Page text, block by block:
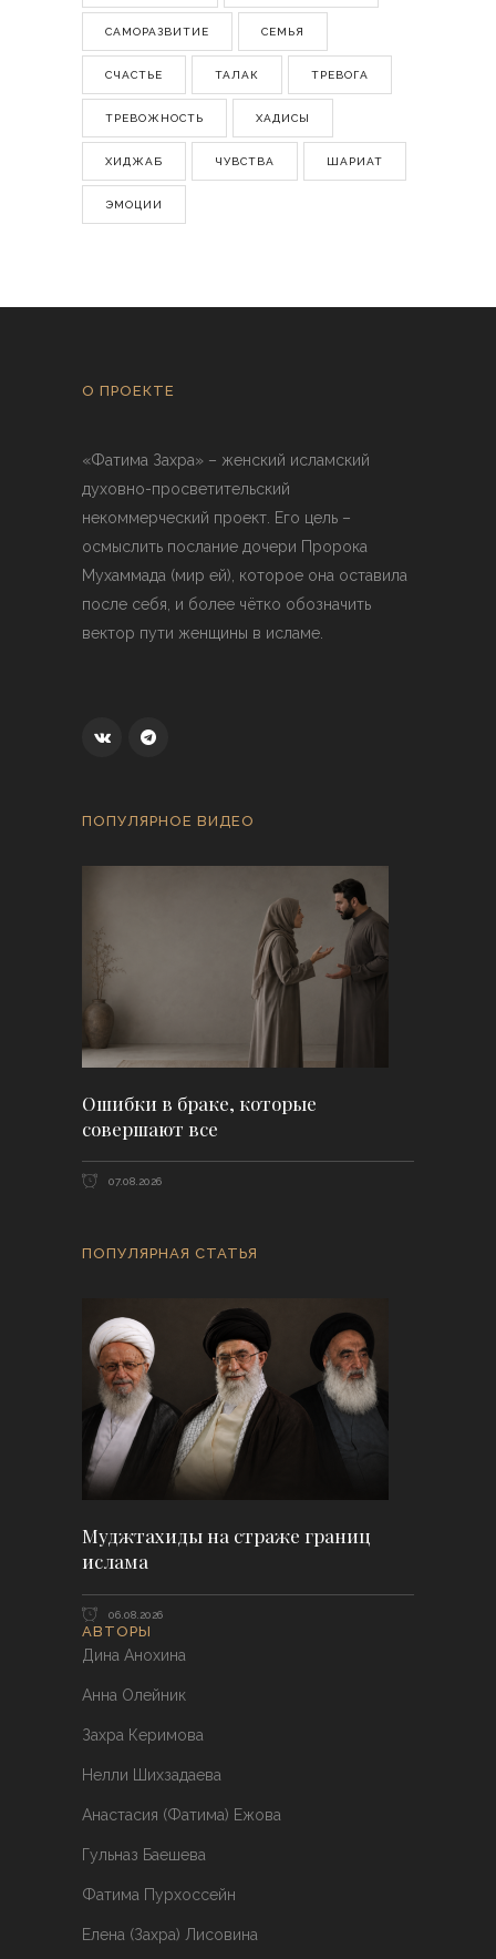
САМОРАЗВИТИЕ СЕМЬЯ
СЧАСТЬЕ ТАЛАК ТРЕВОГА
ТРЕВОЖНОСТЬ ХАДИСЫ
ХИДЖАБ ЧУВСТВА ШАРИАТ
ЭМОЦИИ
О ПРОЕКТЕ
«Фатима Захра» – женский исламский
духовно-просветительский
некоммерческий проект. Его цель –
осмыслить послание дочери Пророка
Мухаммада (мир ей), которое она оставила
после себя, и более чётко обозначить
вектор пути женщины в исламе.
ПОПУЛЯРНОЕ ВИДЕО
Ошибки в браке, которые
совершают все
07.08.2026
ПОПУЛЯРНАЯ СТАТЬЯ
Муджтахиды на страже границ
ислама
06.08.2026
АВТОРЫ
Дина Анохина
Анна Олейник
Захра Керимова
Нелли Шихзадаева
Анастасия (Фатима) Ежова
Гульназ Баешева
Фатима Пурхоссейн
Елена (Захра) Лисовина